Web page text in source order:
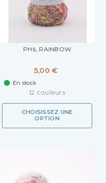
PHIL RAINBOW
5,00 €
En stock
12 couleurs
CHOISISSEZ UNE
OPTION